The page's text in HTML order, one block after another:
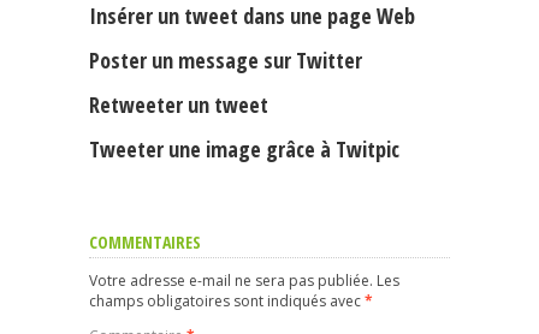
Insérer un tweet dans une page Web
Poster un message sur Twitter
Retweeter un tweet
Tweeter une image grâce à Twitpic
COMMENTAIRES
Votre adresse e-mail ne sera pas publiée. Les
champs obligatoires sont indiqués avec*